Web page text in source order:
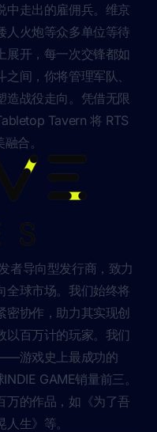
中走出的雇佣兵。维京
人火炮等众多单位等待
展开，每一次交锋都如
间，你将管理军队、
造战役走向。凭借无限
Tavern 将 RTS
合。
者导向型发行商，致力
全球市场。我们始终将
密协作，助力其实现创
以百万计的玩家。我们
游戏史上最成功的
GAME销量前三。
万的作品，如《为了吾
生》等。